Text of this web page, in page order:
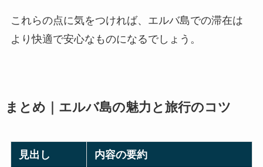
これらの点に気をつければ、エルバ島での滞在は
より快適で安心なものになるでしょう。
まとめ｜エルバ島の魅力と旅行のコツ
見出し 内容の要約